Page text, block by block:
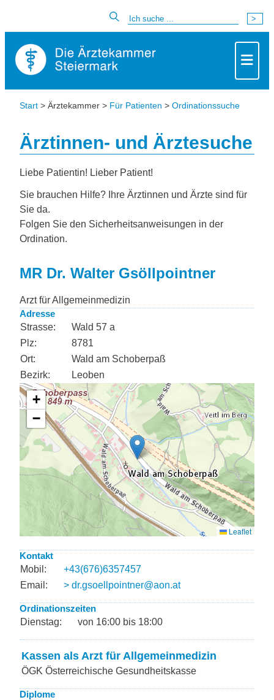
Start > Ärztekammer > Für Patienten > Ordinationssuche
Ärztinnen- und Ärztesuche
Liebe Patientin! Lieber Patient!
Sie brauchen Hilfe? Ihre Ärztinnen und Ärzte sind für
Sie da.
Folgen Sie den Sicherheitsanweisungen in der
Ordination.
MR Dr. Walter Gsöllpointner
Arzt für Allgemeinmedizin
Adresse
Strasse:
Wald 57 a
Plz:
8781
Ort:
Wald am Schoberpaß
Bezirk:
Leoben
Kontakt
Mobil:
+43(676)6357457
Email:
> dr.gsoellpointner@aon.at
Ordinationszeiten
Dienstag:
von 16:00 bis 18:00
Kassen als Arzt für Allgemeinmedizin
ÖGK Österreichische Gesundheitskasse
Diplome